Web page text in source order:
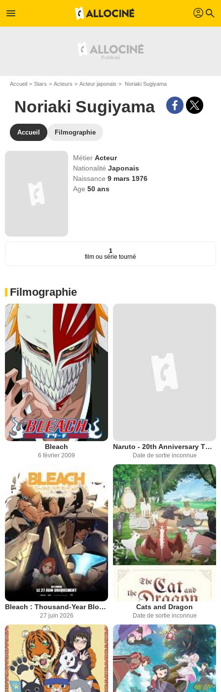
menu profil search
Accueil Stars Acteurs Acteur japonais Noriaki Sugiyama
Noriaki Sugiyama
Accueil Filmographie
MétierActeur
NationalitéJaponais
Naissance9 mars 1976
Age50 ans
1
film ou série tourné
Filmographie
Bleach
6 février 2009
Naruto - 20th Anniversary TV Animation
Date de sortie inconnue
Bleach : Thousand-Year Blood War - The Calamity
27 juin 2026
Cats and Dragon
Date de sortie inconnue